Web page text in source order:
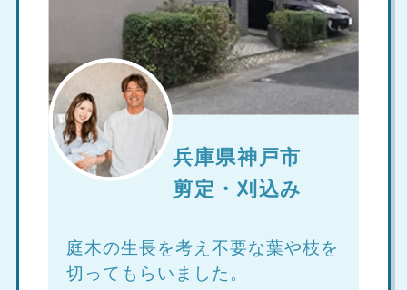
兵庫県神戸市
剪定・刈込み
庭木の生長を考え不要な葉や枝を
切ってもらいました。